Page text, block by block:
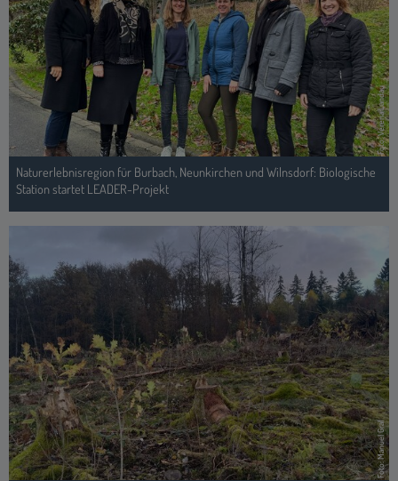
Foto: Verena Landau
Naturerlebnisregion für Burbach, Neunkirchen und Wilnsdorf: Biologische
Station startet LEADER-Projekt
Foto: Manuel Graf